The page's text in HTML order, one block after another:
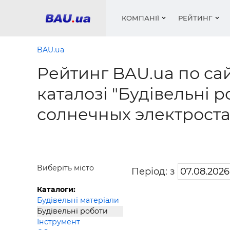
КОМПАНІЇ
Вікна
РЕЙТИНГ
Меблі
Труби,
Сипучі
цемент
Фарби,
BAU.ua
Рейтинг BAU.ua по
каталозі "Будівельні
солнечных
Виберіть місто
Каталоги:
Будівельні матеріали
Будівельні роботи
Інструмент
Період: з